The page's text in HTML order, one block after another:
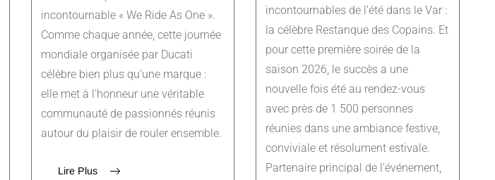
incontournable « We Ride As One ».
Comme chaque année, cette journée
mondiale organisée par Ducati
célèbre bien plus qu’une marque :
elle met à l’honneur une véritable
communauté de passionnés réunis
autour du plaisir de rouler ensemble.
Lire Plus
incontournables de l’été dans le Var :
la célèbre Restanque des Copains. Et
pour cette première soirée de la
saison 2026, le succès a une
nouvelle fois été au rendez-vous
avec près de 1 500 personnes
réunies dans une ambiance festive,
conviviale et résolument estivale.
Partenaire principal de l’événement,